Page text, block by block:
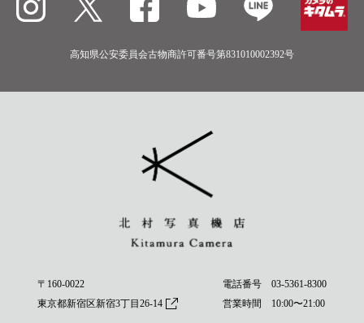
高知県公安委員会古物商許可番号第831010002392号
〒160-0022
東京都新宿区新宿3丁目26-14
電話番号 03-5361-8300
営業時間 10:00〜21:00